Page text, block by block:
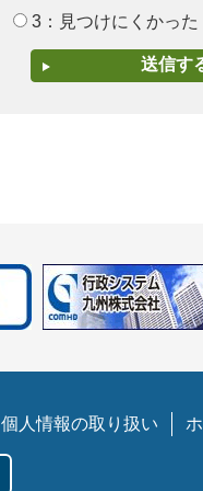
3：見つけにくかった
個人情報の取り扱い